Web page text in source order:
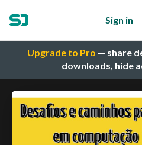
Upgrade to Pro — share
downloads, hide
Sign in